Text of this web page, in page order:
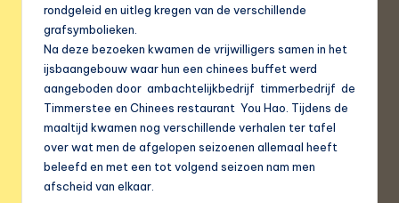
rondgeleid en uitleg kregen van de verschillende
grafsymbolieken.
Na deze bezoeken kwamen de vrijwilligers samen in het
ijsbaangebouw waar hun een chinees buffet werd
aangeboden door ambachtelijkbedrijf timmerbedrijf de
Timmerstee en Chinees restaurant You Hao. Tijdens de
maaltijd kwamen nog verschillende verhalen ter tafel
over wat men de afgelopen seizoenen allemaal heeft
beleefd en met een tot volgend seizoen nam men
afscheid van elkaar.